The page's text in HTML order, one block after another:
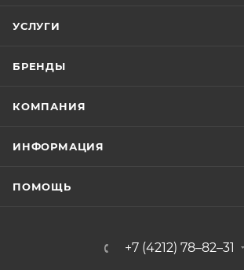
УСЛУГИ
БРЕНДЫ
КОМПАНИЯ
ИНФОРМАЦИЯ
ПОМОЩЬ
+7 (4212) 78–82–31